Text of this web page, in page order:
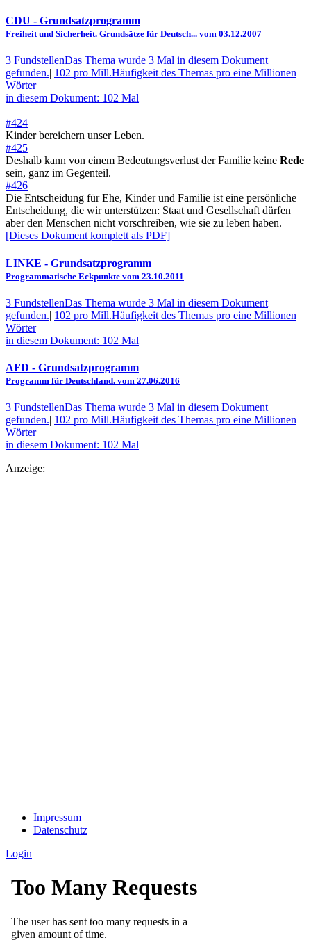
CDU - Grundsatzprogramm
Freiheit und Sicherheit. Grundsätze für Deutsch... vom 03.12.2007
3 FundstellenDas Thema wurde 3 Mal in diesem Dokument
gefunden.| 102 pro Mill.Häufigkeit des Themas pro eine Millionen
Wörter
in diesem Dokument: 102 Mal
#424
Kinder bereichern unser Leben.
#425
Deshalb kann von einem Bedeutungsverlust der Familie keine Rede
sein, ganz im Gegenteil.
#426
Die Entscheidung für Ehe, Kinder und Familie ist eine persönliche
Entscheidung, die wir unterstützen: Staat und Gesellschaft dürfen
aber den Menschen nicht vorschreiben, wie sie zu leben haben.
[Dieses Dokument komplett als PDF]
LINKE - Grundsatzprogramm
Programmatische Eckpunkte vom 23.10.2011
3 FundstellenDas Thema wurde 3 Mal in diesem Dokument
gefunden.| 102 pro Mill.Häufigkeit des Themas pro eine Millionen
Wörter
in diesem Dokument: 102 Mal
AFD - Grundsatzprogramm
Programm für Deutschland. vom 27.06.2016
3 FundstellenDas Thema wurde 3 Mal in diesem Dokument
gefunden.| 102 pro Mill.Häufigkeit des Themas pro eine Millionen
Wörter
in diesem Dokument: 102 Mal
Anzeige:
Impressum
Datenschutz
Login